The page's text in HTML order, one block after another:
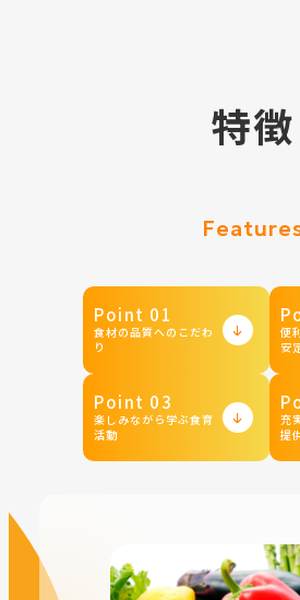
特徴
Point 01
食材の品質へのこだわ
り
便
安
Point 03
楽しみながら学ぶ食育
活動
充
提